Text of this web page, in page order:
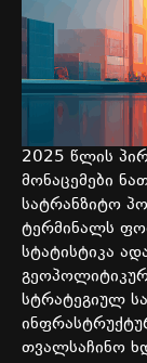
2025 წლის
მონაცემები
სატრანზიტო
ტერმინალს
სტატისტიკა
სტრატეგიულ
თვალსაჩინო